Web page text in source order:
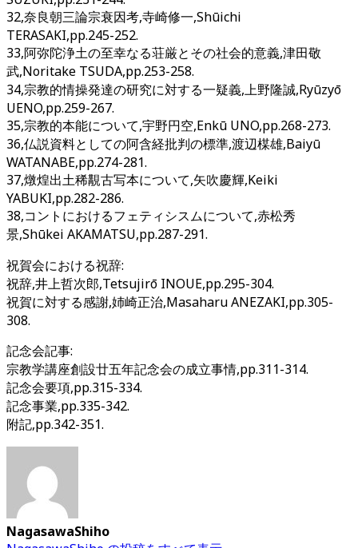
32,奈良朝三論宗衰因考,寺崎修一,Shūichi
TERASAKI,pp.245-252.
33,阿弥陀浄土の至幸なる荘厳とその社会的意義,津田敬
武,Noritake TSUDA,pp.253-258.
34,宗教的情操発達の研究に対する一疑義,上野隆誠,Ryūzyō
UENO,pp.259-267.
35,宗教的本能について,宇野円空,Enkū UNO,pp.268-273.
36,仏説資料としての阿含経批判の標準,渡辺楳雄,Baiyū
WATANABE,pp.274-281.
37,燉煌出土稀覯古写本について,矢吹慶輝,Keiki
YABUKI,pp.282-286.
38,コントにおけるフェティシスムについて,赤松秀
景,Shūkei AKAMATSU,pp.287-291.
祝賀会における祝辞:
祝辞,井上哲次郎,Tetsujirō INOUE,pp.295-304.
祝賀に対する感謝,姉崎正治,Masaharu ANEZAKI,pp.305-
308.
記念会記事:
宗教学講座創設廿五年記念会の成立事情,pp.311-314.
記念会要項,pp.315-334.
記念事業,pp.335-342.
附記,pp.342-351.
NagasawaShiho